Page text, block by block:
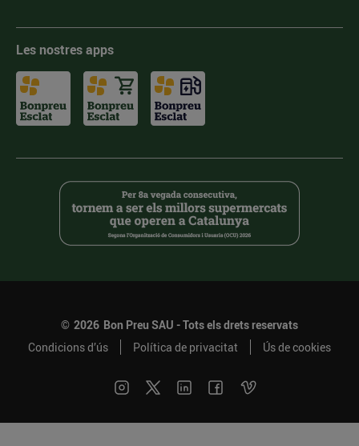
Les nostres apps
© 2026 Bon Preu SAU - Tots els drets reservats
Condicions d’ús
Política de privacitat Ús de cookies